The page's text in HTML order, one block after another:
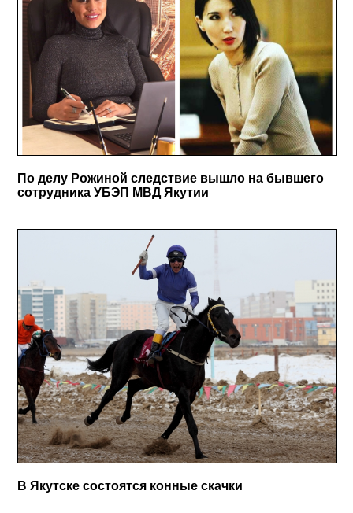
По делу Рожиной следствие вышло на бывшего
сотрудника УБЭП МВД Якутии
В Якутске состоятся конные скачки